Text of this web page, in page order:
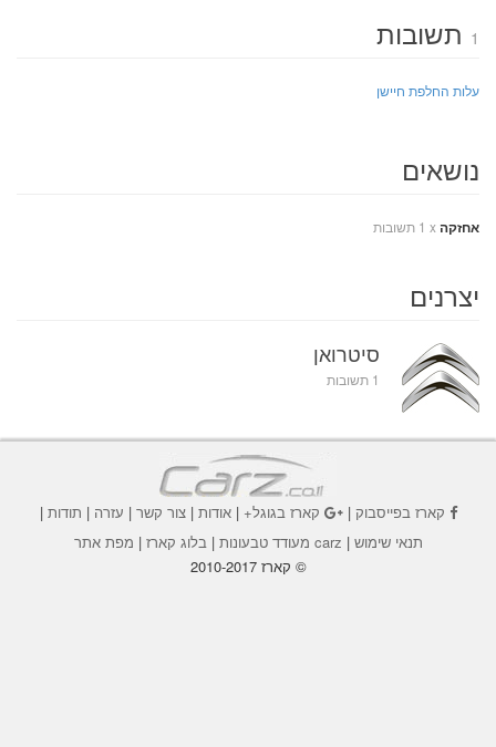
1 תשובות
עלות החלפת חיישן
נושאים
אחזקה x
יצרנים
סיטרואן
1 תשובות
קארז בפייסבוק| קארז בגוגל+|אודות |צור קשר | עזרה | תודות |
תנאי שימוש | carz מעודד טבעונות | בלוג קארז | מפת אתר
© קארז 2010-2017